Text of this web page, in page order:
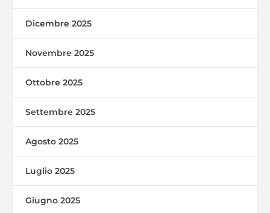
Dicembre 2025
Novembre 2025
Ottobre 2025
Settembre 2025
Agosto 2025
Luglio 2025
Giugno 2025